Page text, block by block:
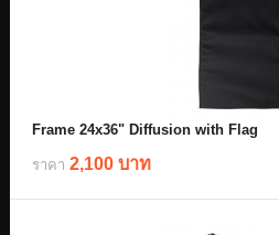
Frame 24x36" Diffusion with Flag
ราคา 2,100 บาท